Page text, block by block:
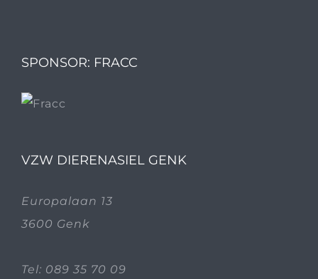
SPONSOR: FRACC
VZW DIERENASIEL GENK
Europalaan 13
3600 Genk
Tel: 089 35 70 09